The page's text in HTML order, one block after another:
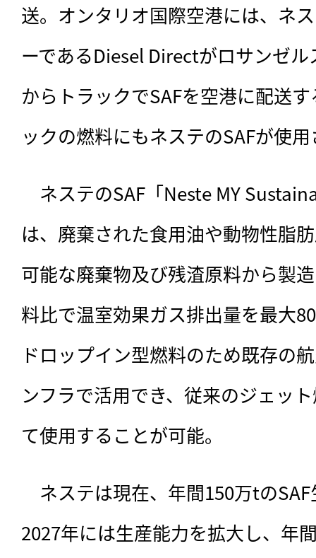
送。オンタリオ国際空港には、ネ
ーであるDiesel Directがロサンゼ
からトラックでSAFを空港に配送
ックの燃料にもネステのSAFが使
ネステのSAF「Neste MY
は、廃棄された食用油や動物性脂
可能な廃棄物及び残渣原料から製
料比で温室効果ガス排出量を最大
ドロップイン型燃料のため既存の
ンフラで活用でき、従来のジェッ
て使用することが可能。
ネステは現在、年間150万tの
2027年には生産能力を拡大し、年